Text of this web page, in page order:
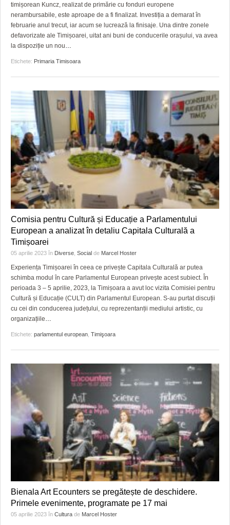
GRĂDINA TAICII DOMNULUI
ZIARISTU’ DE TERASĂ
CU OIŞTEA-N KIERKEGAARD
FINANŢĂRI DE LA A LA Z
CRONICĂ DE FILM
UNDE MERGEM
FILME DOCUMENTARE
CLIPURI VIDEO
ACCIDENTE
ANUNŢURI
INFO SI UTILE
CULTURA
JUSTITIE
FILME DOCUMENTARE
CLIPURI VIDEO
JOCURI ONLINE
DIVERSE
HARTA TIMIŞOAREI
LICEE, ŞCOLI ŞI GRĂDINIŢE DIN TIMIŞ
PRIMĂRIILE DIN TIMIŞ
SFATUL MEDICULUI
SFATURI JURIDICE
timișorean Kuncz, realizat de primărie cu fonduri europene
nerambursabile, este aproape de a fi finalizat. Investiția a demarat în
februarie anul trecut, iar acum se lucrează la finisaje. Una dintre zonele
defavorizate ale Timișoarei, uitat ani buni de conducerile orașului, va avea
la dispoziție un nou…
Etichete: Primaria Timisoara
Comisia pentru Cultură și Educație a Parlamentului
European a analizat în detaliu Capitala Culturală a
Timișoarei
05 aprilie 2023 în Diverse Social de Marcel Hoster
Experiența Timișoarei în ceea ce privește Capitala Culturală ar putea
schimba modul în care Parlamentul European privește acest subiect. În
perioada 3 – 5 aprilie, 2023, la Timișoara a avut loc vizita Comisiei pentru
Cultură și Educație (CULT) din Parlamentul European. S-au purtat discuții
cu cei din conducerea județului, cu reprezentanții mediului artistic, cu
organizațiile…
Etichete: parlamentul european Timişoara
Bienala Art Ecounters se pregătește de deschidere.
Primele evenimente, programate pe 17 mai
05 aprilie 2023 în Cultura de Marcel Hoster